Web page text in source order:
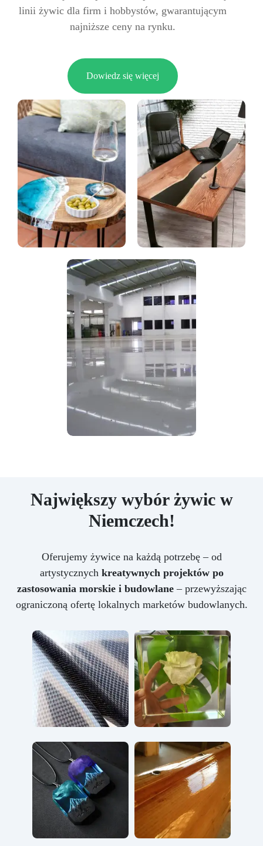
linii żywic dla firm i hobbystów, gwarantującym
najniższe ceny na rynku.
Dowiedz się więcej
Największy wybór żywic w
Niemczech!
Oferujemy żywice na każdą potrzebę – od
artystycznych kreatywnych projektów po
zastosowania morskie i budowlane– przewyższając
ograniczoną ofertę lokalnych marketów budowlanych.